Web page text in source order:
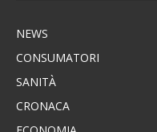
NEWS
CONSUMATORI
SANITÀ
CRONACA